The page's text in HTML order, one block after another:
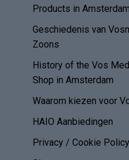
Products in Amsterdam
Geschiedenis van
Zoons
History of the Vos
Shop in Amsterdam
Waarom kiezen voor
HAIO Aanbiedingen
Privacy / Cookie Policy